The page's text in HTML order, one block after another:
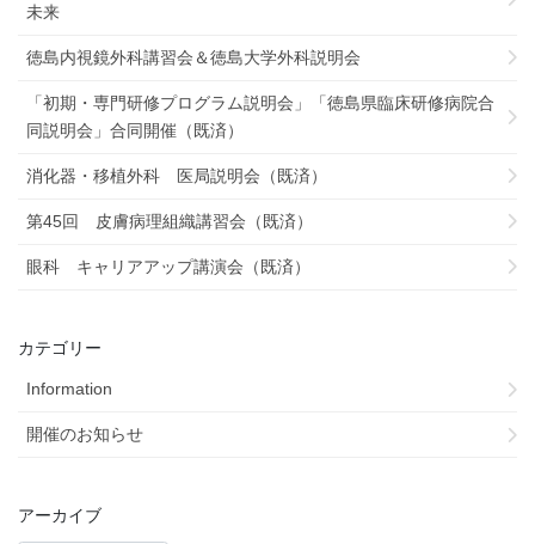
未来
徳島内視鏡外科講習会＆徳島大学外科説明会
「初期・専門研修プログラム説明会」「徳島県臨床研修病院合
同説明会」合同開催（既済）
消化器・移植外科 医局説明会（既済）
第45回 皮膚病理組織講習会（既済）
眼科 キャリアアップ講演会（既済）
カテゴリー
Information
開催のお知らせ
アーカイブ